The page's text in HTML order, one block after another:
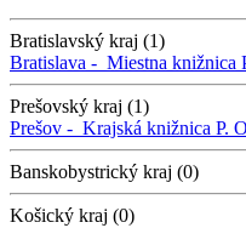
Bratislavský kraj (1)
Bratislava - Miestna knižnica
Prešovský kraj (1)
Prešov - Krajská knižnica P.
Banskobystrický kraj (0)
Košický kraj (0)